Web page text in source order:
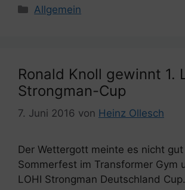
Kategorien
Allgemein
Ronald Knoll gewinnt 1.
Strongman-Cup
7. Juni 2016 von Heinz Ollesch
Der Wettergott meinte es nicht
Sommerfest im Transformer Gym
LOHI Strongman Deutschland